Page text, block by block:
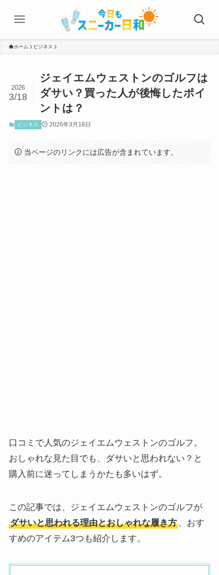
ホーム ビジネス
ジェイエムウェストンのゴルフは
ダサい？買った人が後悔したポイ
ントは？
2026
3/18
ビジネス 2026年3月18日
当ページのリンクには広告が含まれています。
口コミで人気のジェイエムウェストンのゴルフ。
おしゃれな見た目でも、ダサいと思われない？と
購入前に迷ってしまうかたも多いはず。
この記事では、ジェイエムウェストンのゴルフが
ダサいと思われる理由とおしゃれな履き方、おす
すめのアイテム3つも紹介します。